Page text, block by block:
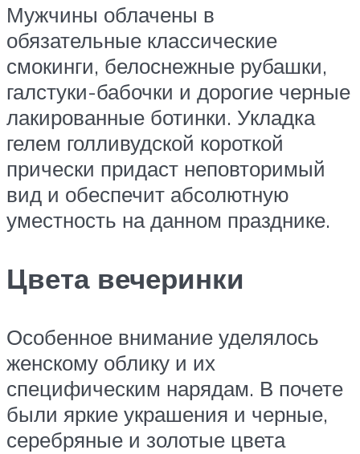
Мужчины облачены в
обязательные классические
смокинги, белоснежные рубашки,
галстуки-бабочки и дорогие черные
лакированные ботинки. Укладка
гелем голливудской короткой
прически придаст неповторимый
вид и обеспечит абсолютную
уместность на данном празднике.
Цвета вечеринки
Особенное внимание уделялось
женскому облику и их
специфическим нарядам. В почете
были яркие украшения и черные,
серебряные и золотые цвета